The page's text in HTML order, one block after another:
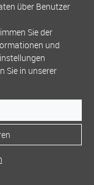
über Benutzer
Sie der
und
Sie in unserer